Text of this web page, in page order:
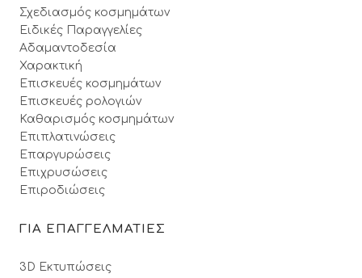
Σχεδιασμός κοσμημάτων
Ειδικές Παραγγελίες
Αδαμαντοδεσία
Χαρακτική
Επισκευές κοσμημάτων
Επισκευές ρολογιών
Καθαρισμός κοσμημάτων
Επιπλατινώσεις
Επαργυρώσεις
Επιχρυσώσεις
Επιροδιώσεις
ΓΙΑ ΕΠΑΓΓΕΛΜΑΤΙΕΣ
3D Εκτυπώσεις